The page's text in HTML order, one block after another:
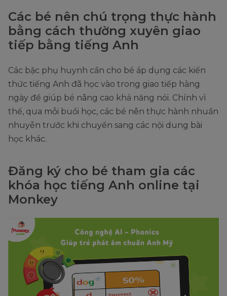
Các bé nên chú trọng thực hành
bằng cách thường xuyên giao
tiếp bằng tiếng Anh
Các bậc phụ huynh cần cho bé áp dụng các kiến
thức tiếng Anh đã học vào trong giao tiếp hàng
ngày để giúp bé nâng cao khả năng nói. Chính vì
thế, qua mỗi buổi học, các bé nên thực hành nhuần
nhuyễn trước khi chuyển sang các nội dung bài
học khác.
Đăng ký cho bé tham gia các
khóa học tiếng Anh online tại
Monkey